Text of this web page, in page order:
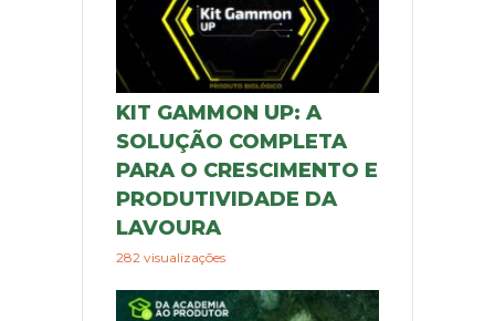
KIT GAMMON UP: A
SOLUÇÃO COMPLETA
PARA O CRESCIMENTO E
PRODUTIVIDADE DA
LAVOURA
282 visualizações